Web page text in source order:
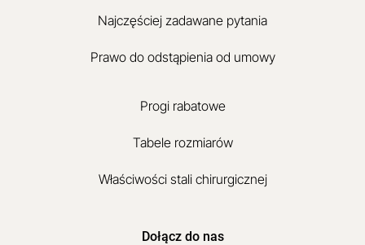
Najczęściej zadawane pytania
Prawo do odstąpienia od umowy
Progi rabatowe
Tabele rozmiarów
Właściwości stali chirurgicznej
Dołącz do nas